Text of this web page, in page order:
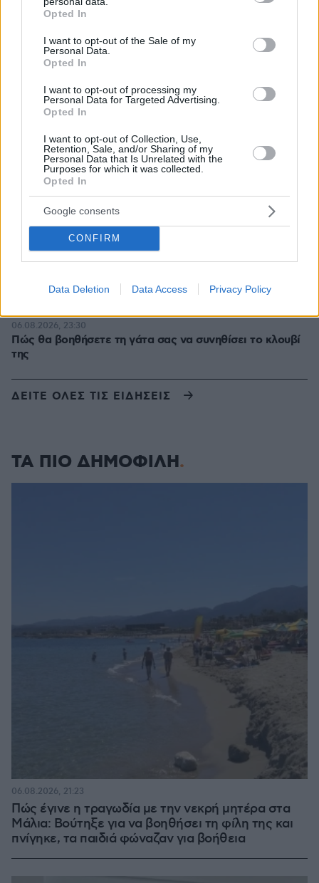
grant or deny consent to Google and its third-party tags to
use your data for below specified purposes in below Google
consent section.
Opted In
I want to opt-out of the Sale of my
Personal Data.
Opted In
I want to opt-out of processing my
Personal Data for Targeted Advertising.
Opted In
I want to opt-out of Collection, Use,
Retention, Sale, and/or Sharing of my
Personal Data that Is Unrelated with the
Purposes for which it was collected.
Opted In
Google consents
CONFIRM
Data Deletion Data Access Privacy Policy
Λίσι μετά την ήττα του ΠΑΟΚ: «Με περισσότερη
07.08.2026, 00:10
Βλάβη, ατύχημα ή πρόβλημα στο ταξίδι; Η κάλυψη που
πολλοί αγνοούν
07.08.2026, 00:03
Χαλαρή έξοδος για τον Κυριάκο Μητσοτάκη και τη
σύζυγό του Μαρέβα στα Χανιά, φωτογραφίες
06.08.2026, 23:57
«Θα μπορούσε να συμβεί σύντομα»: Αισιόδοξος ξανά ο
Τραμπ για το τέλος του πολέμου με το Ιράν, «δεν
νομίζω ότι μπορούν ν' αντέξουν πολύ ακόμα»
06.08.2026, 23:54
Διακοπές στη Σίκινο
06.08.2026, 23:43
παιδιά αλλοδαπών που πηγαίνουν στις ΗΠΑ για να
06.08.2026, 23:42
Πώς θα βοηθήσετε τη γάτα σας να συνηθίσει το κλουβί
της
06.08.2026, 23:30
ΔΕΙΤΕ ΟΛΕΣ ΤΙΣ ΕΙΔΗΣΕΙΣ
ΤΑ ΠΙΟ ΔΗΜΟΦΙΛΗ
Πώς έγινε η τραγωδία με την νεκρή μητέρα στα
Μάλια: Βούτηξε για να βοηθήσει τη φίλη της και
πνίγηκε, τα παιδιά φώναζαν για βοήθεια
06.08.2026, 21:23